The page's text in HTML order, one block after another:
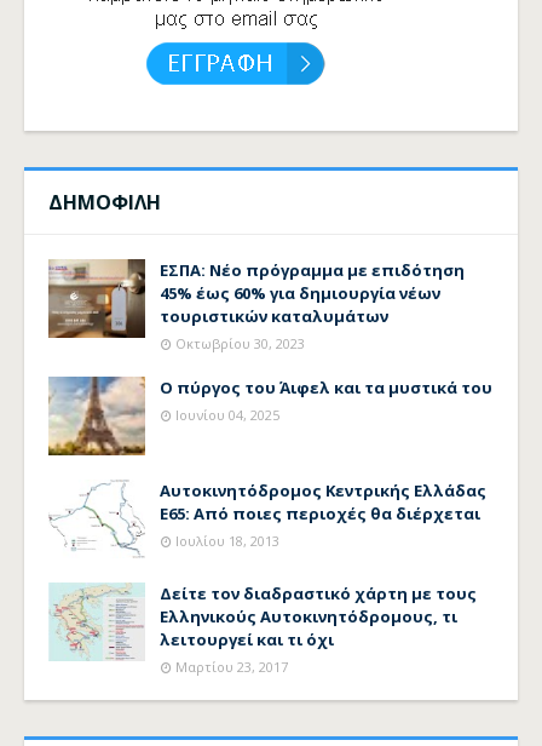
ΔΗΜΟΦΙΛΗ
ΕΣΠΑ: Νέο πρόγραμμα με επιδότηση
45% έως 60% για δημιουργία νέων
τουριστικών καταλυμάτων
Οκτωβρίου 30, 2023
Ο πύργος του Άιφελ και τα μυστικά του
Ιουνίου 04, 2025
Αυτοκινητόδρομος Κεντρικής Ελλάδας
Ε65: Από ποιες περιοχές θα διέρχεται
Ιουλίου 18, 2013
Δείτε τον διαδραστικό χάρτη με τους
Ελληνικούς Αυτοκινητόδρομους, τι
λειτουργεί και τι όχι
Μαρτίου 23, 2017